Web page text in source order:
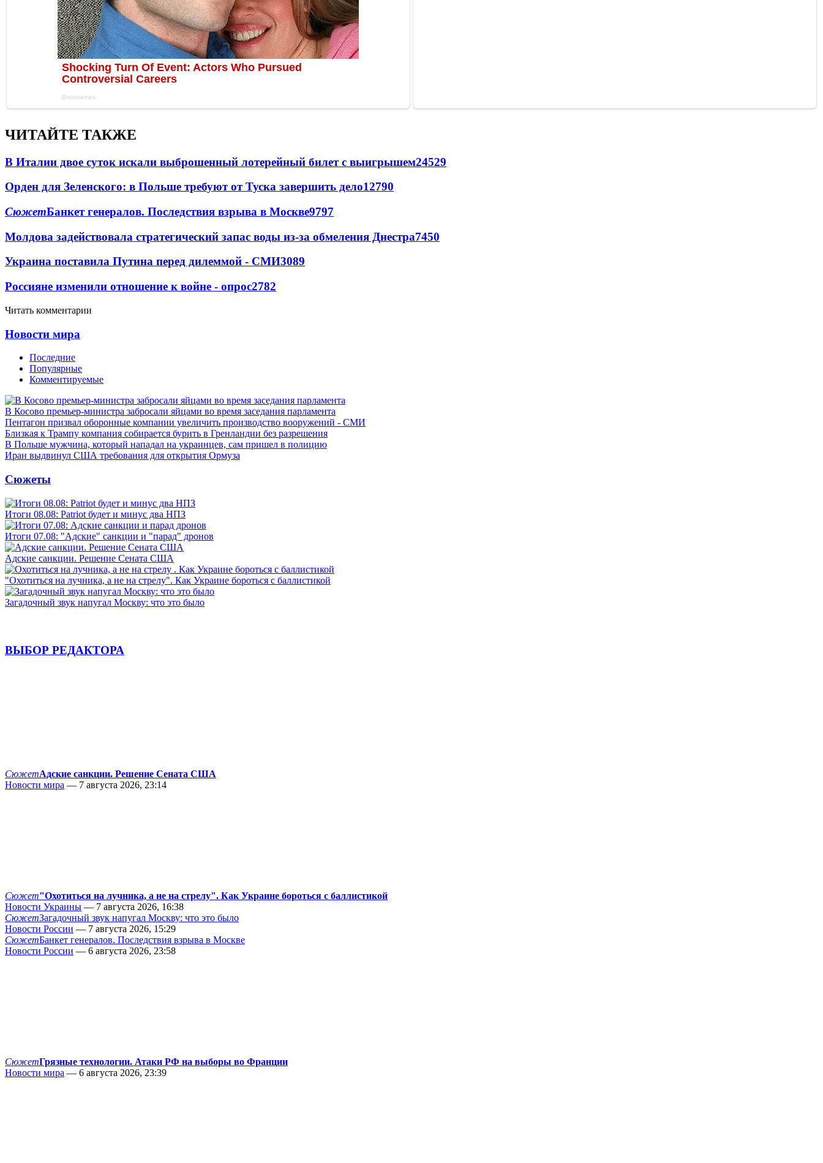
ЧИТАЙТЕ ТАКЖЕ
В Италии двое суток искали выброшенный лотерейный билет с выигрышем24529
Орден для Зеленского: в Польше требуют от Туска завершить дело12790
СюжетБанкет генералов. Последствия взрыва в Москве9797
Молдова задействовала стратегический запас воды из-за обмеления Днестра7450
Украина поставила Путина перед дилеммой - СМИ3089
Россияне изменили отношение к войне - опрос2782
Читать комментарии
Новости мира
Последние
Популярные
Комментируемые
В Косово премьер-министра забросали яйцами во время заседания парламента
Пентагон призвал оборонные компании увеличить производство вооружений - СМИ
Близкая к Трампу компания собирается бурить в Гренландии без разрешения
В Польше мужчина, который нападал на украинцев, сам пришел в полицию
Иран выдвинул США требования для открытия Ормуза
Сюжеты
Итоги 08.08: Patriot будет и минус два НПЗ
Итоги 07.08: "Адские" санкции и "парад" дронов
Адские санкции. Решение Сената США
"Охотиться на лучника, а не на стрелу". Как Украине бороться с баллистикой
Загадочный звук напугал Москву: что это было
ВЫБОР РЕДАКТОРА
СюжетАдские санкции. Решение Сената США
Новости мира — 7 августа 2026, 23:14
Сюжет"Охотиться на лучника, а не на стрелу". Как Украине бороться с баллистикой
Новости Украины — 7 августа 2026, 16:38
СюжетЗагадочный звук напугал Москву: что это было
Новости России — 7 августа 2026, 15:29
СюжетБанкет генералов. Последствия взрыва в Москве
Новости России — 6 августа 2026, 23:58
СюжетГрязные технологии. Атаки РФ на выборы во Франции
Новости мира — 6 августа 2026, 23:39